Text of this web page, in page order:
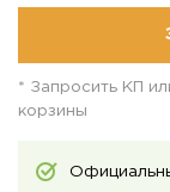
* Запросить КП
корзины